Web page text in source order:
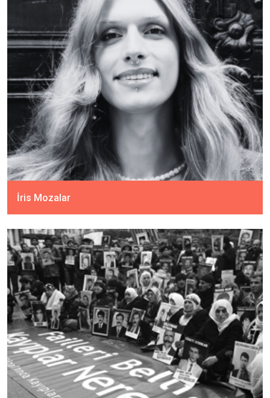
İris Mozalar